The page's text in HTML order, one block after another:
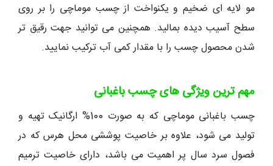
مو لایه ای ضخیم و یکنواخت از چسب موماچی را بر روی
سطح آسیب دیده بمالید. همچنین می توانید جهت رقیق تر
شدن محصول چسب را با مقدار کمی آب ترکیب نمایید.
مهم ترین ویژگی های چسب باغبانی
چسب باغبانی موماچی که به صورت 100% ارگانیک تهیه و
تولید می شود، علاوه بر خاصیت پوششی محل هرس که در
فصول سرد سال پر اهمیت می باشد، دارای خاصیت ترمیم